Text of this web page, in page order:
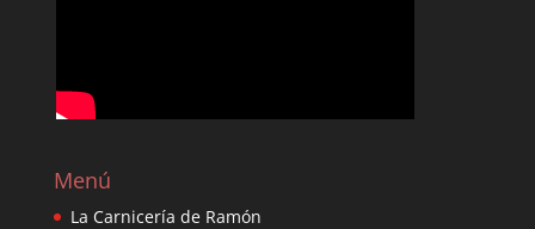
Menú
La Carnicería de Ramón